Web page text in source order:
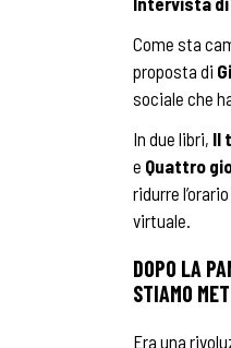
Come sta
proposta di
sociale che
In due libri, Il
e Quattro
ridurre
virtuale.
DOPO LA
STIAMO
Era una